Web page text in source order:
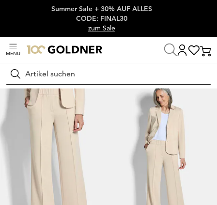
Überspringe Navigation, direkt zum Content
Summer Sale + 30% AUF ALLES
CODE: FINAL30
zum Sale
MENU
Suchen
Startseite Damenmode